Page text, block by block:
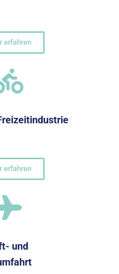
erfahren
erfahren
und